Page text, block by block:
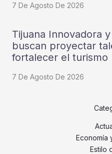
7 De Agosto De 2026
Tijuana Innovadora
buscan proyectar
fortalecer el turismo
7 De Agosto De 2026
Economía
Estilo